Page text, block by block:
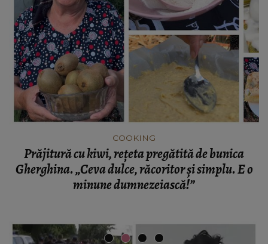
COOKING
Prăjitură cu kiwi, rețeta pregătită de bunica
Gherghina. „Ceva dulce, răcoritor și simplu. E o
minune dumnezeiască!”